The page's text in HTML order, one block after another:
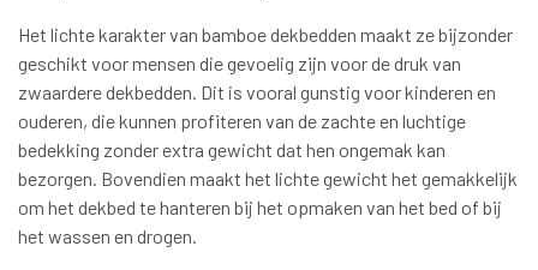
Het lichte karakter van bamboe dekbedden maakt ze bijzonder
geschikt voor mensen die gevoelig zijn voor de druk van
zwaardere dekbedden. Dit is vooral gunstig voor kinderen en
ouderen, die kunnen profiteren van de zachte en luchtige
bedekking zonder extra gewicht dat hen ongemak kan
bezorgen. Bovendien maakt het lichte gewicht het gemakkelijk
om het dekbed te hanteren bij het opmaken van het bed of bij
het wassen en drogen.